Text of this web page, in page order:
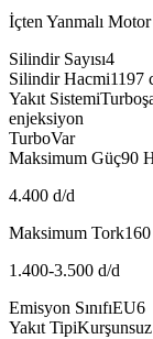
İçten Yanmalı Motor
Silindir Sayısı4
Silindir Hacmi1197
Yakıt Sistemi
enjeksiyon
TurboVar
Maksimum Güç90
4.400 d/d
Maksimum Tork160
1.400-3.500 d/d
Emisyon SınıfıEU6
Yakıt Tipi